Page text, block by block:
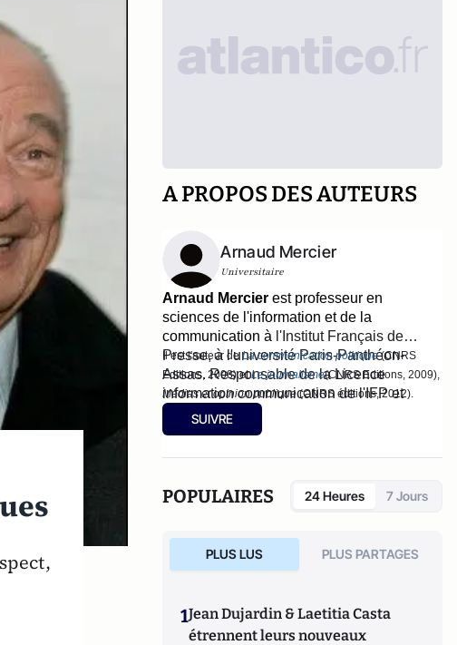
A PROPOS DES AUTEURS
Arnaud Mercier
Universitaire
Arnaud Mercier estprofesseur en
sciences de l'information et de la
communication à l'Institut Français de
Presse, à l'université Paris-Panthéon-
Assas. Responsable de la Licence
information communication de l'IFP et
c
hercheur au CARISM
président du site d'information The
Il est l'auteur deLa communication politique (CNRS
Editions, 2008) et Le journalisme(CNRS Editions, 2009),
Médias et opinion publique(CNRS éditions, 2012).
SUIVRE
POPULAIRES 24 Heures 7 Jours
PLUS LUS PLUS PARTAGES
1Jean Dujardin & Laetitia Casta
étrennent leurs nouveaux